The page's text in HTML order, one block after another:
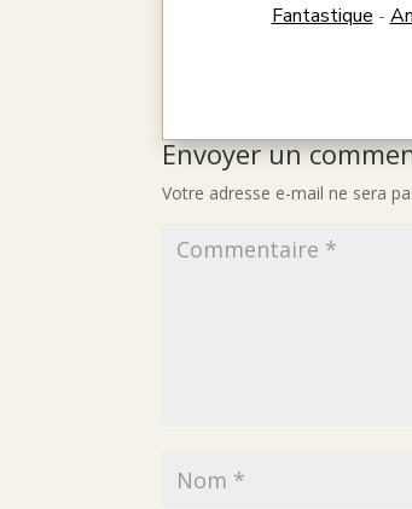
Fantastique -
Envoyer un
Votre adresse e-mail ne sera